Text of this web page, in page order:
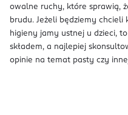
owalne ruchy, które sprawią,
brudu. Jeżeli będziemy
higieny jamy ustnej u dzieci,
składem, a najlepiej
opinie na temat pasty czy